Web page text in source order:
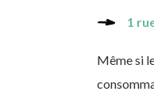
1
Même si